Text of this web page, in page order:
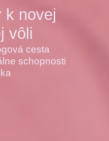
k novej
vôli
cesta
schopnosti